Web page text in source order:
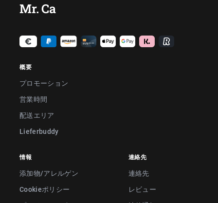
Mr. Ca
概要
プロモーション
営業時間
配送エリア
Lieferbuddy
情報
添加物/アレルゲン
Cookieポリシー
連絡先
連絡先
レビュー